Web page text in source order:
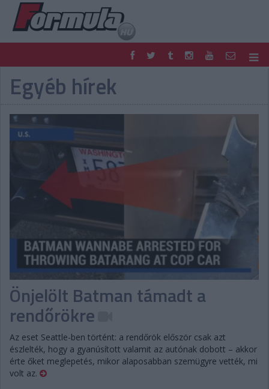
F1
FORMULA
RETRO
PODCAST
DIGITÁLIS MAGAZIN
VERSENYNAPTÁRAK
Egyéb hírek
Önjelölt Batman támadt a
rendőrökre
Az eset Seattle-ben történt: a rendőrök először csak azt
észlelték, hogy a gyanúsított valamit az autónak dobott – akkor
érte őket meglepetés, mikor alaposabban szemügyre vették, mi
volt az.